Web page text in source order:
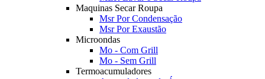
Maquinas Secar Roupa
Msr Por Condensação
Msr Por Exaustão
Microondas
Mo - Com Grill
Mo - Sem Grill
Termoacumuladores